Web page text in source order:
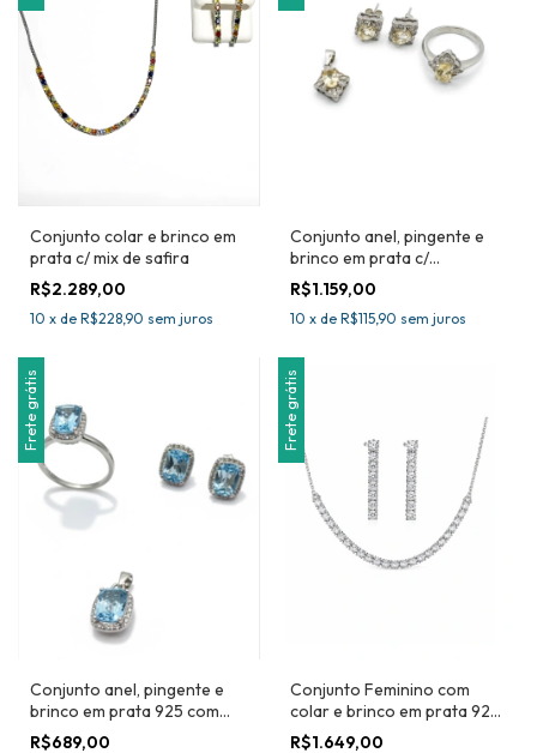
Conjunto colar e brinco em
prata c/ mix de safira
R$2.289,00
10 x de R$228,90 sem juros
Conjunto anel, pingente e
brinco em prata c/
morganita
R$1.159,00
10 x de R$115,90 sem juros
Frete grátis
Conjunto anel, pingente e
brinco em prata 925 com
topázio azul natural
R$689,00
Frete grátis
Conjunto Feminino com
colar e brinco em prata 925
gema natural água marinha
R$1.649,00